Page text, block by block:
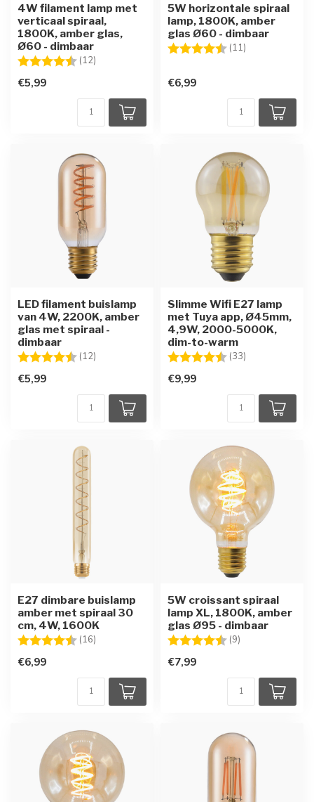
4W filament lamp met
verticaal spiraal,
1800K, amber glas,
Ø60 - dimbaar
Beoordeling: (12)
€5,99
5W horizontale spiraal
lamp, 1800K, amber
glas Ø60 - dimbaar
Beoordeling: (11)
€6,99
LED filament buislamp
van 4W, 2200K, amber
glas met spiraal -
dimbaar
Beoordeling: (12)
€5,99
Slimme Wifi E27 lamp
met Tuya app, Ø45mm,
4,9W, 2000-5000K,
dim-to-warm
Beoordeling: (33)
€9,99
E27 dimbare buislamp
amber met spiraal 30
cm, 4W, 1600K
Beoordeling: (16)
€6,99
5W croissant spiraal
lamp XL, 1800K, amber
glas Ø95 - dimbaar
Beoordeling: (9)
€7,99